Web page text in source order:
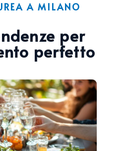
A MILANO
per
perfetto